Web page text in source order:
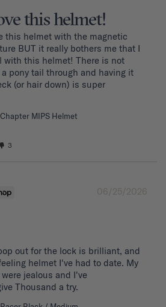
this helmet!
this helmet with the magnetic
BUT it really bothers me that I
with this helmet! There is not
pony tail through and having it
(or hair down) is super
Chapter MIPS Helmet
3
06/25/2026
out for the lock is brilliant, and
helmet I've had to date. My
jealous and I've
Thousand a try.